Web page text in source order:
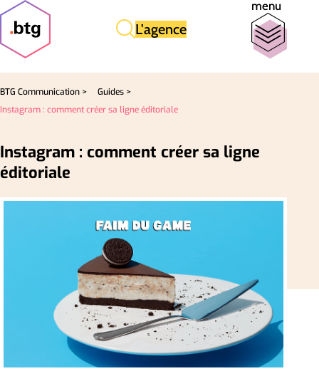
L'agence
menu
BTG Communication >
Guides >
Instagram : comment créer sa ligne éditoriale
Instagram : comment créer sa ligne
éditoriale